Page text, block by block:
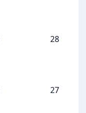
28
27